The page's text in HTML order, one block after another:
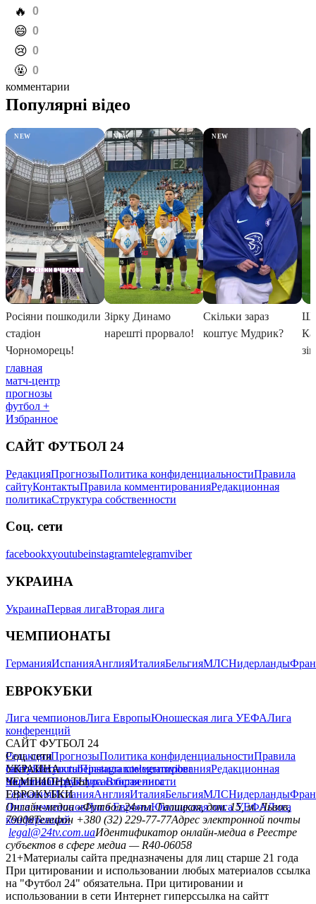
️🔥 0
️😄 0
️😢 0
️🤬 0
комментарии
главная
матч-центр
прогнозы
футбол +
Избранное
САЙТ ФУТБОЛ 24
РедакцияПрогнозыПолитика конфиденциальностиПравила
сайтуКонтактыПравила комментированияРедакционная
политикаСтруктура собственности
Соц. сети
facebookxyoutubeinstagramtelegramviber
УКРАИНА
УкраинаПервая лигаВторая лига
ЧЕМПИОНАТЫ
ГерманияИспанияАнглияИталияБельгияМЛСНидерланды
ЕВРОКУБКИ
Лига чемпионовЛига ЕвропыЮношеская лига УЕФАЛига
конференций
САЙТ ФУТБОЛ 24
РедакцияПрогнозыПолитика конфиденциальностиПравила
сайтуКонтактыПравила комментированияРедакционная
политикаСтруктура собственности
Соц. сети
facebookxyoutubeinstagramtelegramviber
УКРАИНА
УкраинаПервая лигаВторая лига
ЧЕМПИОНАТЫ
ГерманияИспанияАнглияИталияБельгияМЛСНидерланды
ЕВРОКУБКИ
Лига чемпионовЛига ЕвропыЮношеская лига УЕФАЛига
конференций
Онлайн-медиа «Футбол 24»пл. Галицкая, дом. 15, м. Львов,
79008Телефон +380 (32) 229-77-77Адрес электронной почты
legal@24tv.com.uaИдентификатор онлайн-медиа в Реестре
субъектов в сфере медиа — R40-06058
21+Материалы сайта предназначены для лиц старше 21 года
При цитировании и использовании любых материалов ссылка
на "Футбол 24" обязательна. При цитировании и
использовании в сети Интернет гиперссылка на сайтт